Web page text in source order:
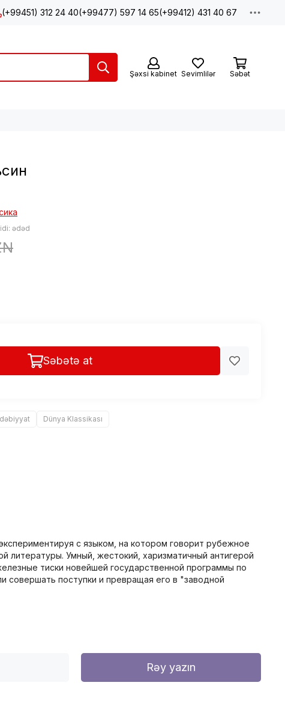
(+99451) 312 24 40(+99477) 597 14 65(+99412) 431 40 67
Şəxsi kabinet Sevimlilər Səbət
ədəd
Səbətə at
Dünya Klassikası
с языком, на котором говорит рубежное
литературы. Умный, жестокий, харизматичный антигерой
тиски новейшей государственной программы по
совершать поступки и превращая его в "заводной
Rəy yazın